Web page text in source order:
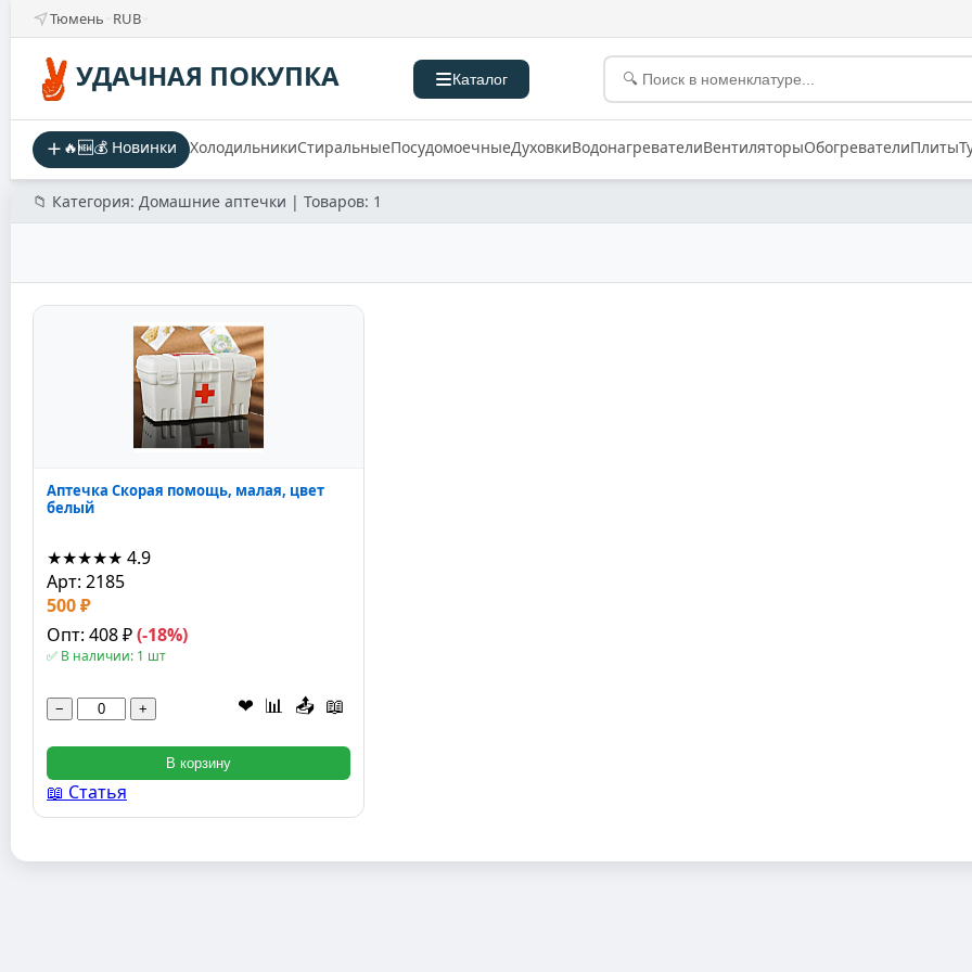
Тюмень RUB
УДАЧНАЯ ПОКУПКА Каталог
🔥🆕💰 Новинки ХолодильникиСтиральныеПосудомоечныеДуховкиВодонагревателиВентиляторыОбогревателиПлиты
📁 Категория: Домашние аптечки | Товаров: 1
Аптечка Скорая помощь, малая, цвет
белый
★★★★★ 4.9
Арт: 2185
500 ₽
Опт: 408 ₽(-18%)
✅ В наличии: 1 шт
− + ❤ 📊 📤 📖
В корзину
📖 Статья